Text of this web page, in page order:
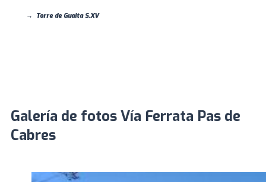
→ Torre de Guaita S.XV
Galería de fotos Vía Ferrata Pas de
Cabres